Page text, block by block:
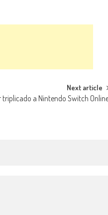
Next article
triplicado a Nintendo Switch